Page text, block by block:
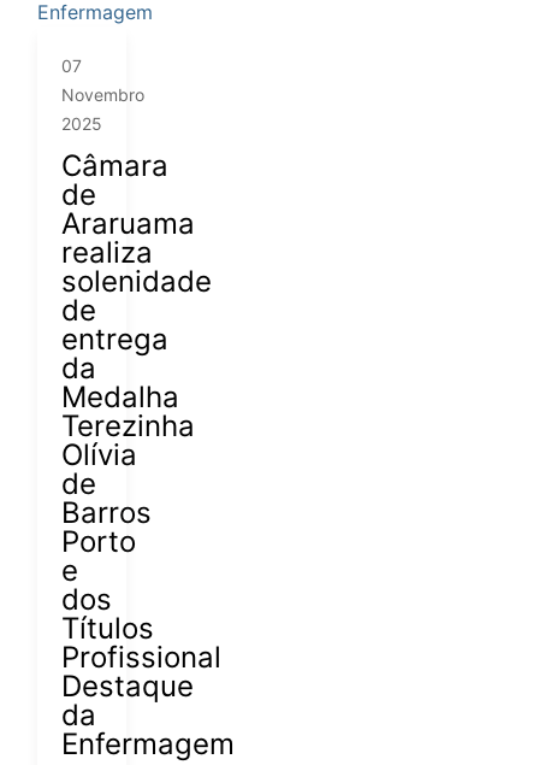
07
Novembro
2025
Câmara
de
Araruama
realiza
solenidade
de
entrega
da
Medalha
Terezinha
Olívia
de
Barros
Porto
e
dos
Títulos
Profissional
Destaque
da
Enfermagem